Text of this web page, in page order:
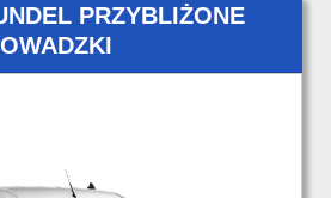
PRZYBLIŻONE